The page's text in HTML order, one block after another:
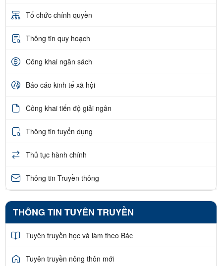
Tổ chức chính quyền
Thông tin quy hoạch
Công khai ngân sách
Báo cáo kinh tế xã hội
Công khai tiến độ giải ngân
Thông tin tuyển dụng
Thủ tục hành chính
Thông tin Truyền thông
THÔNG TIN TUYÊN TRUYỀN
Tuyên truyền học và làm theo Bác
Tuyên truyền nông thôn mới